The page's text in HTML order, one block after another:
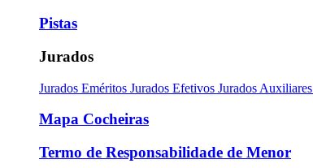
Pistas
Jurados
Jurados Eméritos Jurados Efetivos Jurados Auxiliares
Mapa Cocheiras
Termo de Responsabilidade de Menor